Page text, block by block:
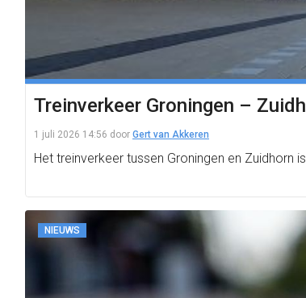
Treinverkeer Groningen –
1 juli 2026 14:56 door Gert van Akkeren
Het treinverkeer tussen Groningen en
NIEUWS